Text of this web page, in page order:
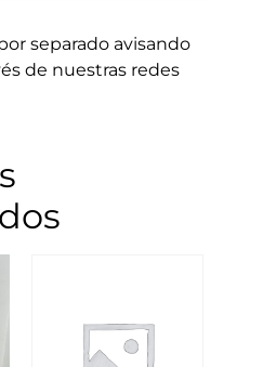
separado avisando
de nuestras redes